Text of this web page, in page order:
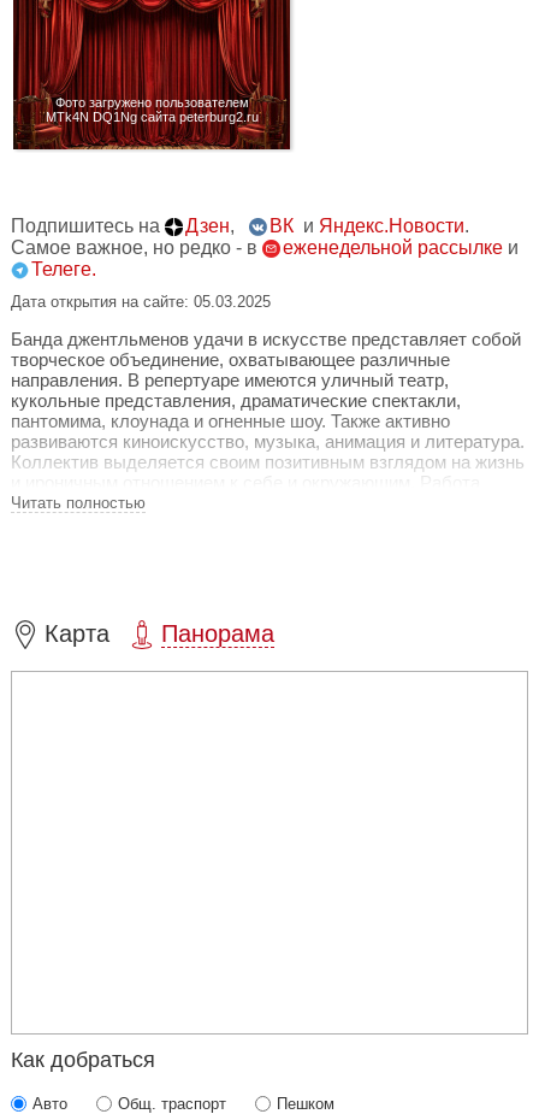
Фото загружено пользователем
MTk4N DQ1Ng сайта peterburg2.ru
Подпишитесь на Дзен, ВК и Яндекс.Новости.
Самое важное, но редко - в
еженедельной рассылке и
Телеге.
Дата открытия на сайте: 05.03.2025
Банда джентльменов удачи в искусстве представляет собой
творческое объединение, охватывающее различные
направления. В репертуаре имеются уличный театр,
кукольные представления, драматические спектакли,
пантомима, клоунада и огненные шоу. Также активно
развиваются киноискусство, музыка, анимация и литература.
Коллектив выделяется своим позитивным взглядом на жизнь
и ироничным отношением к себе и окружающим. Работа
осуществляется в тех областях, которые вызывают
включающую несколько проектов: Хор Дурацкого, Уличный
Цирк Которого, ВИА имени Которого, детская студия Катышки
Читать полностью
Карта Панорама
Как добраться
Авто Общ. траспорт Пешком